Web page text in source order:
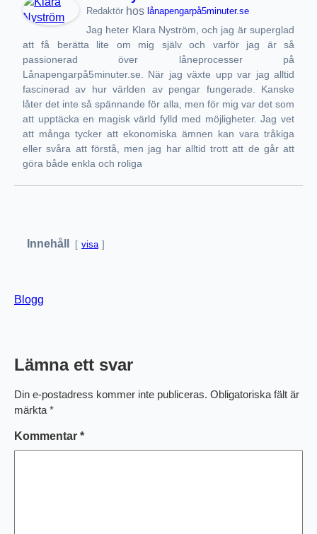
Redaktör hos lånapengarpå5minuter.se
Jag heter Klara Nyström, och jag är superglad
att få berätta lite om mig själv och varför jag är så
passionerad över låneprocesser på
Lånapengarpå5minuter.se. När jag växte upp var jag alltid
fascinerad av hur världen av pengar fungerade. Kanske
låter det inte så spännande för alla, men för mig var det som
att upptäcka en magisk värld fylld med möjligheter. Jag vet
att många tycker att ekonomiska ämnen kan vara tråkiga
eller svåra att förstå, men jag har alltid trott att de går att
göra både enkla och roliga
Innehåll visa
Blogg
Lämna ett svar
Din e-postadress kommer inte publiceras. Obligatoriska fält är
märkta *
Kommentar *